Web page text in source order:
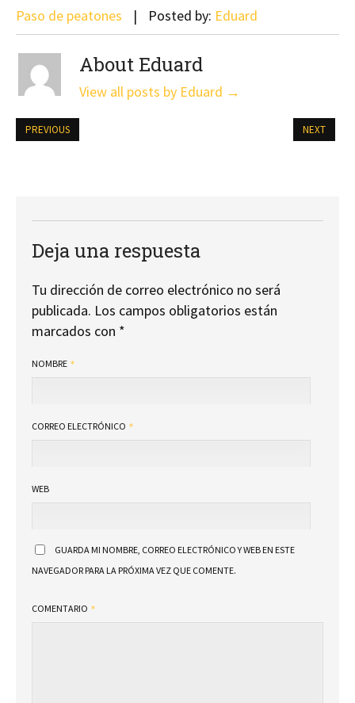
Paso de peatones Posted by: Eduard
About Eduard
View all posts by Eduard →
PREVIOUS NEXT
Deja una respuesta
Tu dirección de correo electrónico no será
publicada. Los campos obligatorios están
marcados con *
NOMBRE
CORREO ELECTRÓNICO
WEB
GUARDA MI NOMBRE, CORREO ELECTRÓNICO Y WEB EN ESTE
NAVEGADOR PARA LA PRÓXIMA VEZ QUE COMENTE.
COMENTARIO